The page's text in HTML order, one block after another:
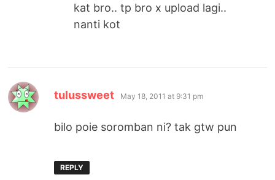
kat bro.. tp bro x upload lagi..
nanti kot
tulussweet says:
May 18, 2011 at 9:31 pm
bilo poie soromban ni? tak gtw pun
REPLY